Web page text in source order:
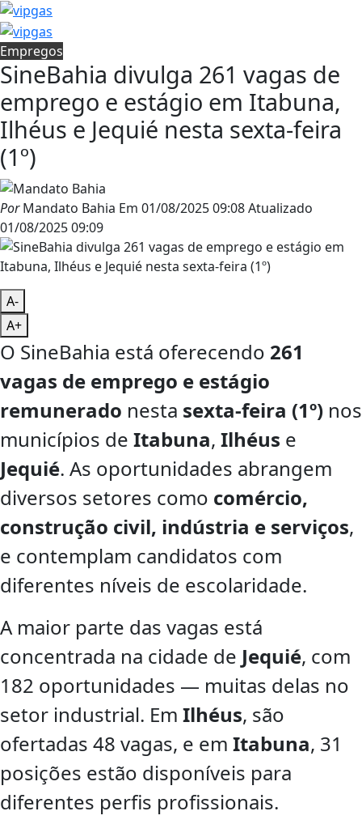
Empregos
SineBahia divulga 261 vagas de
emprego e estágio em Itabuna,
Ilhéus e Jequié nesta sexta-feira
(1º)
PorMandato Bahia Em 01/08/2025 09:08Atualizado
01/08/2025 09:09
A-
A+
O SineBahia está oferecendo 261
vagas de emprego e estágio
remunerado nesta sexta-feira (1º) nos
municípios de Itabuna, Ilhéus e
Jequié. As oportunidades abrangem
diversos setores como comércio,
construção civil, indústria e serviços,
e contemplam candidatos com
diferentes níveis de escolaridade.
A maior parte das vagas está
concentrada na cidade de Jequié, com
182 oportunidades — muitas delas no
setor industrial. Em Ilhéus, são
ofertadas 48 vagas, e em Itabuna, 31
posições estão disponíveis para
diferentes perfis profissionais.